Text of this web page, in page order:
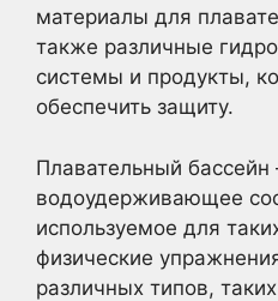
материалы для
также различные
системы и продукты,
обеспечить защиту.
Плавательный
водоудерживающее
используемое для
физические
различных типов,